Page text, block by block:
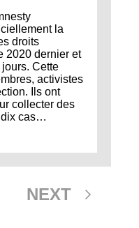
la
droits
2020 dernier et
Cette
activistes
Ils ont
collecter des
dix cas…
NEXT